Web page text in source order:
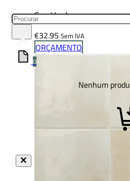
Pesquisar
×
0
Nenhum
Spa Verde
€32.95 Sem IVA
ORÇAMENTO